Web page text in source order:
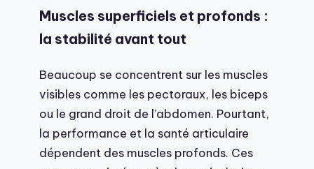
Muscles superficiels et profonds :
la stabilité avant tout
Beaucoup se concentrent sur les muscles
visibles comme les pectoraux, les biceps
ou le grand droit de l’abdomen. Pourtant,
la performance et la santé articulaire
dépendent des muscles profonds. Ces